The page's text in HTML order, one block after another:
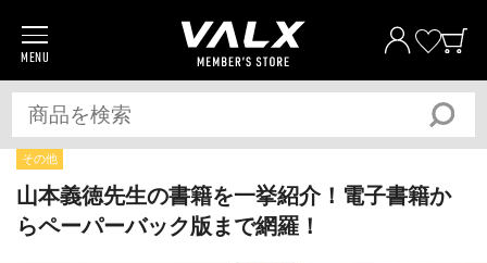
MENU
商品一覧
プロテイン
サプリメント
トレーニングギア/グッズ
アパレル
その他
山本義徳先生の書籍を一挙紹介！電子書籍か
らペーパーバック版まで網羅！